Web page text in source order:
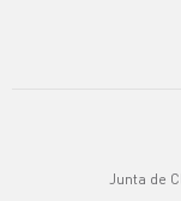
Junta de